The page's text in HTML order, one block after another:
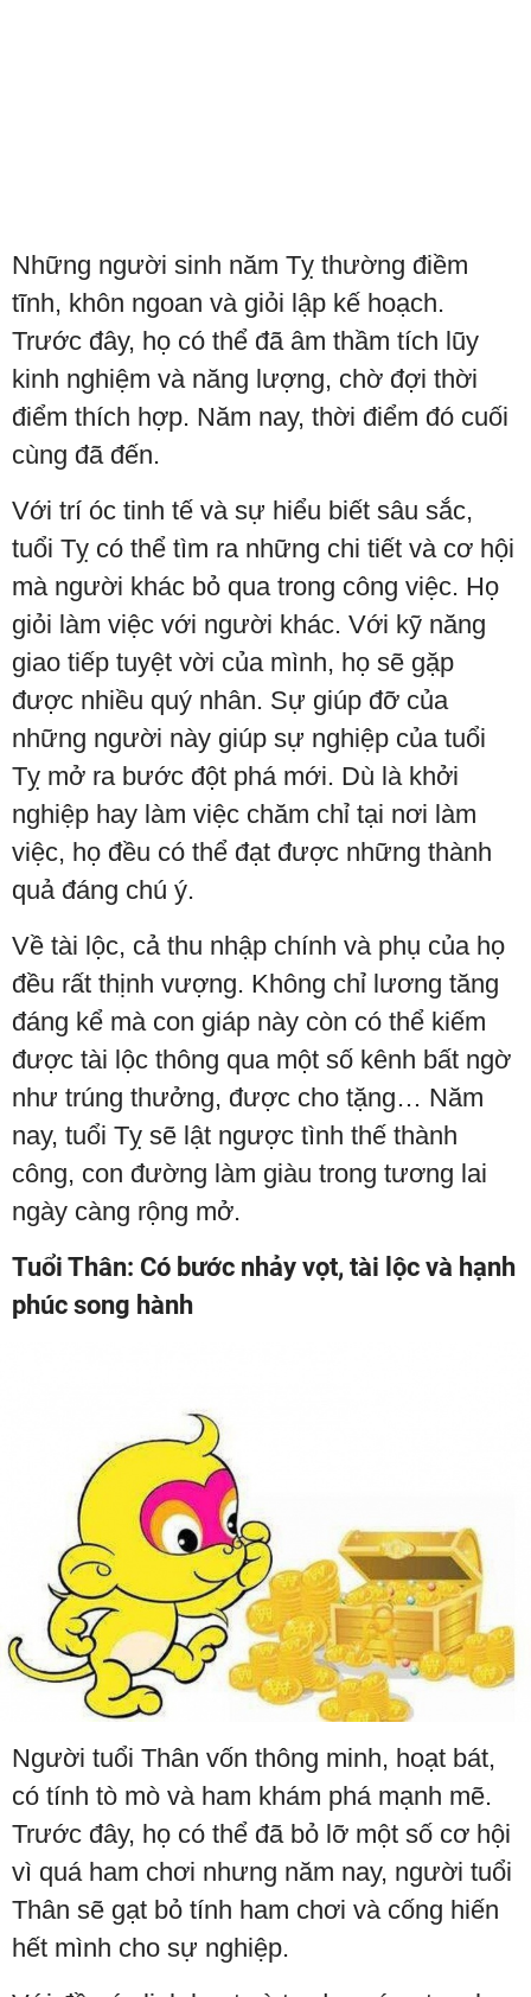
Những người sinh năm Tỵ thường điềm
tĩnh, khôn ngoan và giỏi lập kế hoạch.
Trước đây, họ có thể đã âm thầm tích lũy
kinh nghiệm và năng lượng, chờ đợi thời
điểm thích hợp. Năm nay, thời điểm đó cuối
cùng đã đến.
Với trí óc tinh tế và sự hiểu biết sâu sắc,
tuổi Tỵ có thể tìm ra những chi tiết và cơ hội
mà người khác bỏ qua trong công việc. Họ
giỏi làm việc với người khác. Với kỹ năng
giao tiếp tuyệt vời của mình, họ sẽ gặp
được nhiều quý nhân. Sự giúp đỡ của
những người này giúp sự nghiệp của tuổi
Tỵ mở ra bước đột phá mới. Dù là khởi
nghiệp hay làm việc chăm chỉ tại nơi làm
việc, họ đều có thể đạt được những thành
quả đáng chú ý.
Về tài lộc, cả thu nhập chính và phụ của họ
đều rất thịnh vượng. Không chỉ lương tăng
đáng kể mà con giáp này còn có thể kiếm
được tài lộc thông qua một số kênh bất ngờ
như trúng thưởng, được cho tặng… Năm
nay, tuổi Tỵ sẽ lật ngược tình thế thành
công, con đường làm giàu trong tương lai
ngày càng rộng mở.
Tuổi Thân: Có bước nhảy vọt, tài lộc và hạnh
phúc song hành
Người tuổi Thân vốn thông minh, hoạt bát,
có tính tò mò và ham khám phá mạnh mẽ.
Trước đây, họ có thể đã bỏ lỡ một số cơ hội
vì quá ham chơi nhưng năm nay, người tuổi
Thân sẽ gạt bỏ tính ham chơi và cống hiến
hết mình cho sự nghiệp.